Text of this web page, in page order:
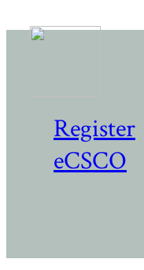
Register
eCSCO